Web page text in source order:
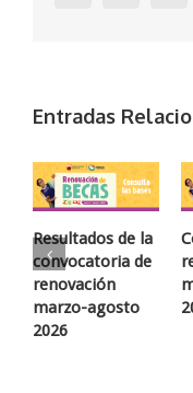
Entradas
Resultados de la
convocatoria de
renovación
marzo-agosto
2026